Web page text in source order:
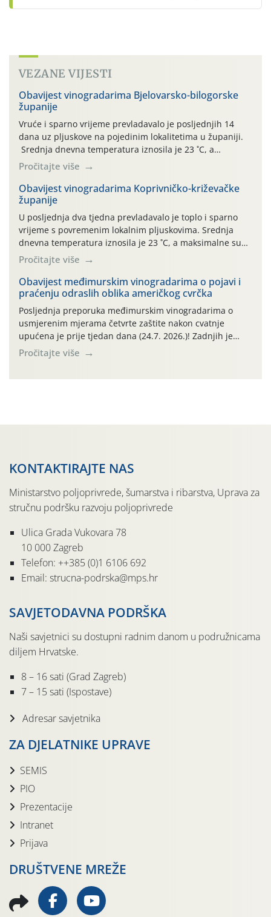
VEZANE VIJESTI
Obavijest vinogradarima Bjelovarsko-bilogorske
županije
Vruće i sparno vrijeme prevladavalo je posljednjih 14
dana uz pljuskove na pojedinim lokalitetima u županiji.
Srednja dnevna temperatura iznosila je 23 ˚C, a
maksimalne su posljednjih dana dosezale do 35 ˚C.
Simptome plamenjače vinove loze (Plasmoparas
viticola) vidljivi su na zapercima i vršnom mladom lišću.
Kako bi i dalje održali zdravu lisnu masu u zaštiti je
moguće […]
Pročitajte više
Obavijest vinogradarima Koprivničko-križevačke
županije
U posljednja dva tjedna prevladavalo je toplo i sparno
vrijeme s povremenim lokalnim pljuskovima. Srednja
dnevna temperatura iznosila je 23 ˚C, a maksimalne su
se posljednjih dana penjale do 35 ˚C. Prognostičari u
narednom razdoblju najavljuju drugi ovogodišnji
„toplinski udar“. Simptome plamenjače vinove loze
(Plasmoparas viticola) uglavnom ne nalazimo u
vinogradima, a simptomi pepelnice vinove […]
Pročitajte više
Obavijest međimurskim vinogradarima o pojavi i
praćenju odraslih oblika američkog cvrčka
Posljednja preporuka međimurskim vinogradarima o
usmjerenim mjerama četvrte zaštite nakon cvatnje
upućena je prije tjedan dana (24.7. 2026.)! Zadnjih je
tjedan dana u Međimurskom vinogorju obilježilo
iznadprosječno vruće razdoblje: svakog su dana najviše
Pročitajte više
KONTAKTIRAJTE NAS
Ministarstvo poljoprivrede, šumarstva i ribarstva, Uprava za
stručnu podršku razvoju poljoprivrede
Ulica Grada Vukovara 78
10 000 Zagreb
Telefon: ++385 (0)1 6106 692
Email: strucna-podrska@mps.hr
SAVJETODAVNA PODRŠKA
Naši savjetnici su dostupni radnim danom u podružnicama
diljem Hrvatske.
8 – 16 sati (Grad Zagreb)
7 – 15 sati (Ispostave)
Adresar savjetnika
ZA DJELATNIKE UPRAVE
SEMIS
PIO
Prezentacije
Intranet
Prijava
DRUŠTVENE MREŽE